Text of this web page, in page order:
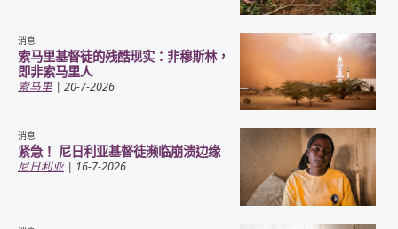
消息
索马里基督徒的残酷现实：非穆斯林，
即非索马里人
索马里| 20-7-2026
消息
紧急！ 尼日利亚基督徒濒临崩溃边缘
尼日利亚| 16-7-2026